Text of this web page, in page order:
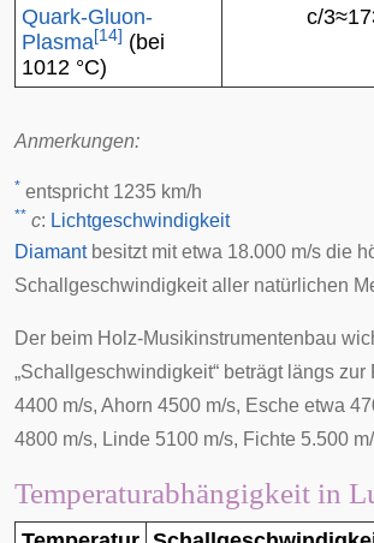
Quark-Gluon-
Plasma[14] (bei
1012 °C)
c/3≈
Anmerkungen:
* entspricht 1235 km/h
** c: Lichtgeschwindigkeit
Diamantbesitzt mit etwa 18.000 m/s die
Schallgeschwindigkeit aller natürlichen
Der beim Holz-Musikinstrumentenbau
„Schallgeschwindigkeit“ beträgt längs zur
4400 m/s, Ahorn 4500 m/s, Esche etwa
4800 m/s, Linde 5100 m/s, Fichte 5.500
Temperaturabhängigkeit in